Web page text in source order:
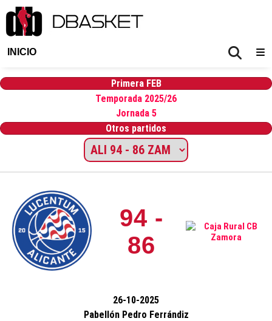
INICIO
Primera FEB
Temporada 2025/26
Jornada 5
Otros partidos
94 -
86
26-10-2025
Pabellón Pedro Ferrándiz